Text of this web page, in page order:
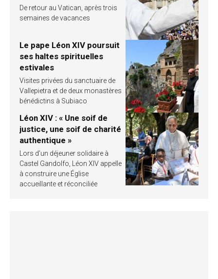
De retour au Vatican, après trois
semaines de vacances
Le pape Léon XIV poursuit
ses haltes spirituelles
estivales
Visites privées du sanctuaire de
Vallepietra et de deux monastères
bénédictins à Subiaco
Léon XIV : « Une soif de
justice, une soif de charité
authentique »
Lors d’un déjeuner solidaire à
Castel Gandolfo, Léon XIV appelle
à construire une Église
accueillante et réconciliée